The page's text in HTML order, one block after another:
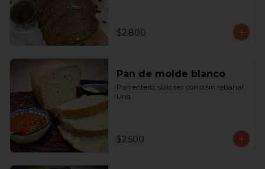
$2.800
Pan de molde blanco
Pan entero, solicitar con o sin rebanar.
Und.
$2.500